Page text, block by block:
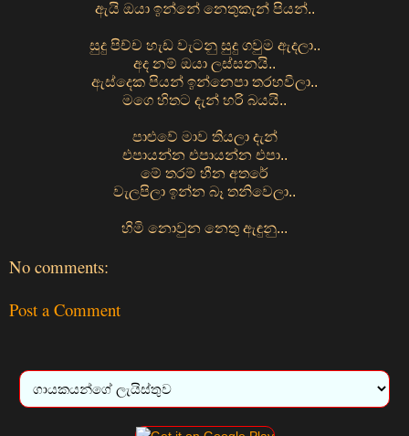
ඇයි ඔයා ඉන්නේ නෙතුකැන් පියන්..
සුදු පිච්ච හැඩ වැටනු සුදු ගවුම ඇදලා..
අද නම් ඔයා ලස්සනයි..
ඇස්දෙක පියන් ඉන්නෙපා තරහවීලා..
මගෙ හිතට දැන් හරි බයයි..
පාළුවේ මාව තියලා දැන්
එපායන්න එපායන්න එපා..
මේ තරම් හීන අතරේ
වැලපිලා ඉන්න බෑ තනිවෙලා..
හිමි නොවුන නෙතු ඇඳුනු...
No comments:
Post a Comment